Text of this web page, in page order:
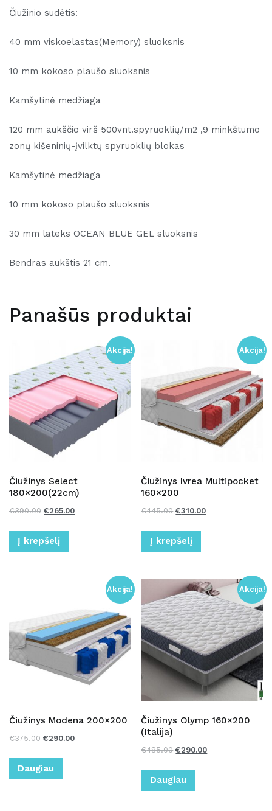
Čiužinio sudėtis:
40 mm viskoelastas(Memory) sluoksnis
10 mm kokoso plaušo sluoksnis
Kamšytinė medžiaga
120 mm aukščio virš 500vnt.spyruoklių/m2 ,9 minkštumo
zonų kišeninių-įvilktų spyruoklių blokas
Kamšytinė medžiaga
10 mm kokoso plaušo sluoksnis
30 mm lateks OCEAN BLUE GEL sluoksnis
Bendras aukštis 21 cm.
Panašūs produktai
Akcija!
Čiužinys Select
180×200(22cm)
€390.00 €265.00
Į krepšelį
Akcija!
Čiužinys Ivrea Multipocket
160×200
€445.00 €310.00
Į krepšelį
Akcija!
Čiužinys Modena 200×200
€375.00 €290.00
Daugiau
Akcija!
Čiužinys Olymp 160×200
(Italija)
€485.00 €290.00
Daugiau